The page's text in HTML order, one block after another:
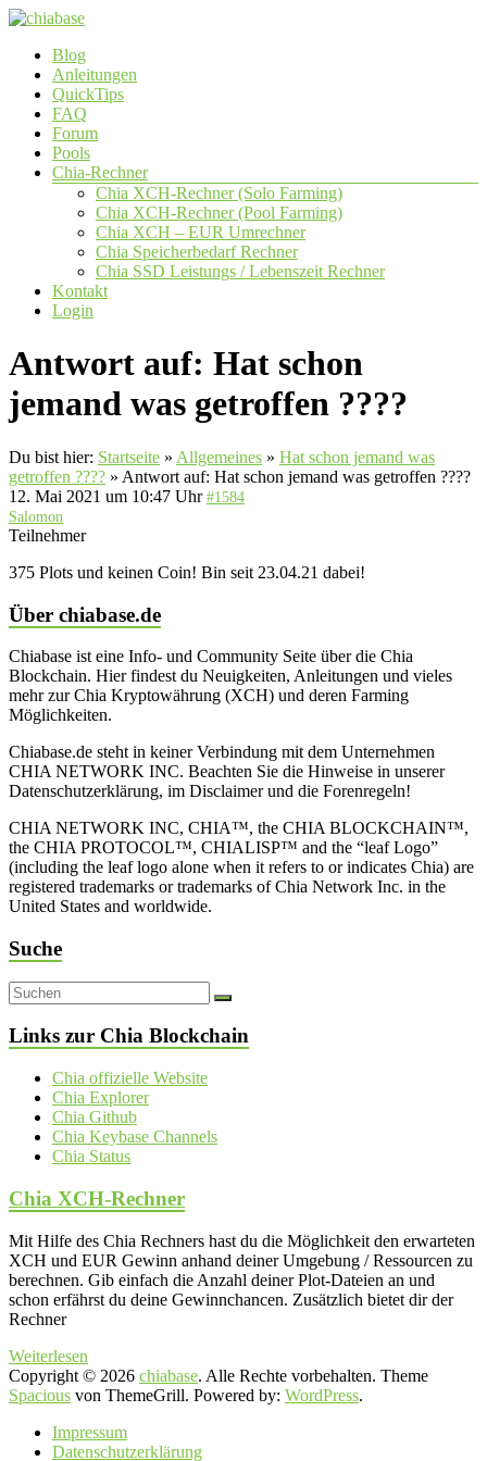
Zum
springen
chiabase
CHIA
Info-
Community
Seite
Menü
Blog
Anleitungen
QuickTips
FAQ
Forum
Pools
Chia-Rechner
Chia XCH-Rechner (Solo Farming)
Chia XCH-Rechner (Pool Farming)
Chia XCH – EUR Umrechner
Chia Speicherbedarf Rechner
Chia SSD Leistungs / Lebenszeit Rechner
Kontakt
Login
Antwort auf: Hat schon
jemand was getroffen ????
Du bist hier: Startseite » Allgemeines » Hat schon jemand was
getroffen ???? » Antwort auf: Hat schon jemand was getroffen ????
12. Mai 2021 um 10:47 Uhr #1584
Salomon
Teilnehmer
375 Plots und keinen Coin! Bin seit 23.04.21 dabei!
Über chiabase.de
Chiabase ist eine Info- und Community Seite über die Chia
Blockchain. Hier findest du Neuigkeiten, Anleitungen und vieles
mehr zur Chia Kryptowährung (XCH) und deren Farming
Möglichkeiten.
Chiabase.de steht in keiner Verbindung mit dem Unternehmen
CHIA NETWORK INC. Beachten Sie die Hinweise in unserer
Datenschutzerklärung, im Disclaimer und die Forenregeln!
CHIA NETWORK INC, CHIA™, the CHIA BLOCKCHAIN™,
the CHIA PROTOCOL™, CHIALISP™ and the “leaf Logo”
(including the leaf logo alone when it refers to or indicates Chia) are
registered trademarks or trademarks of Chia Network Inc. in the
United States and worldwide.
Suche
Links zur Chia Blockchain
Chia offizielle Website
Chia Explorer
Chia Github
Chia Keybase Channels
Chia Status
Chia XCH-Rechner
Mit Hilfe des Chia Rechners hast du die Möglichkeit den erwarteten
XCH und EUR Gewinn anhand deiner Umgebung / Ressourcen zu
berechnen. Gib einfach die Anzahl deiner Plot-Dateien an und
schon erfährst du deine Gewinnchancen. Zusätzlich bietet dir der
Rechner
Weiterlesen
Copyright © 2026 chiabase. Alle Rechte vorbehalten. Theme
Spacious von ThemeGrill. Powered by: WordPress.
Impressum
Datenschutzerklärung